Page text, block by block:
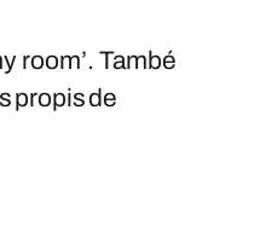
room’. També
propis de